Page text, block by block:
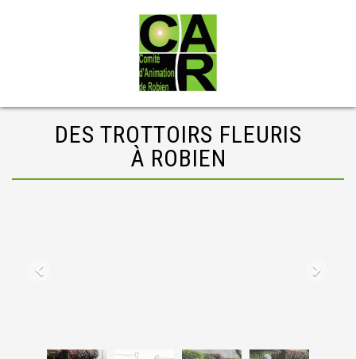
DES TROTTOIRS FLEURIS
À ROBIEN